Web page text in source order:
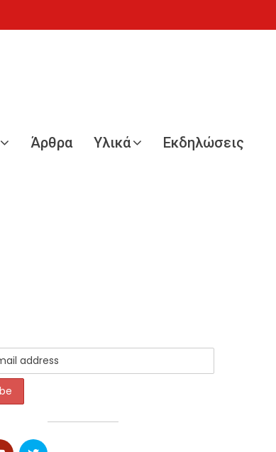
Άρθρα Υλικά Εκδηλώσεις